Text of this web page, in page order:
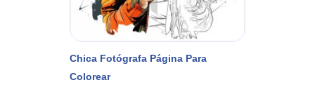
Chica Fotógrafa Página Para
Colorear